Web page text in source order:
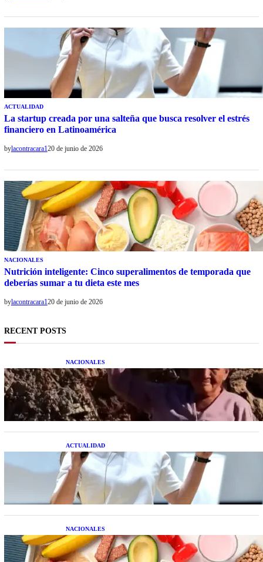
ACTUALIDAD
La startup creada por una salteña que busca resolver el estrés
financiero en Latinoamérica
bylacontracara120 de junio de 2026
NACIONALES
Nutrición inteligente: Cinco superalimentos de temporada que
deberías sumar a tu dieta este mes
bylacontracara120 de junio de 2026
RECENT POSTS
NACIONALES
Una mujer asegura haber peleado con un
extraterrestre cuerpo a cuerpo
ACTUALIDAD
La startup creada por una salteña que busca
resolver el estrés financiero en Latinoamérica
NACIONALES
Nutrición inteligente: Cinco superalimentos de
temporada que deberías sumar a tu dieta este mes